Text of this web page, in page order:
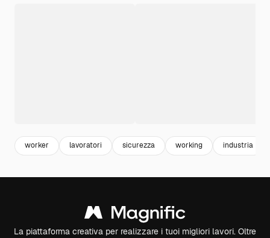
worker lavoratori sicurezza working industria
La piattaforma creativa per realizzare i tuoi migliori lavori. Oltre